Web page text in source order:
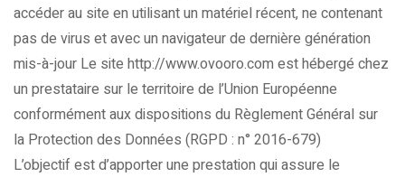
accéder au site en utilisant un matériel récent, ne contenant
pas de virus et avec un navigateur de dernière génération
mis-à-jour Le site http://www.ovooro.com est hébergé chez
un prestataire sur le territoire de l’Union Européenne
conformément aux dispositions du Règlement Général sur
la Protection des Données (RGPD : n° 2016-679)
L’objectif est d’apporter une prestation qui assure le